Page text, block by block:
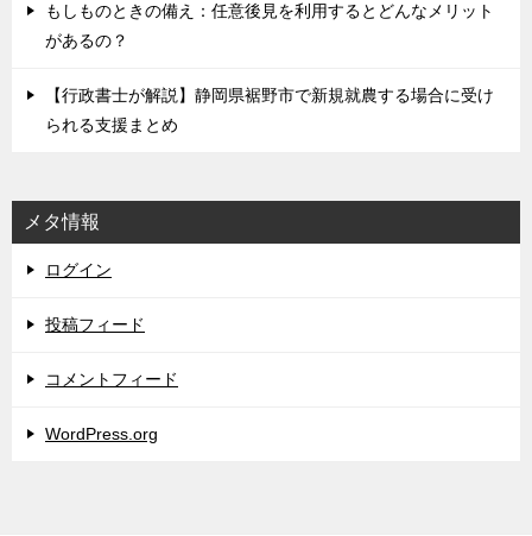
もしものときの備え：任意後見を利用するとどんなメリット
があるの？
【行政書士が解説】静岡県裾野市で新規就農する場合に受け
られる支援まとめ
メタ情報
ログイン
投稿フィード
コメントフィード
WordPress.org